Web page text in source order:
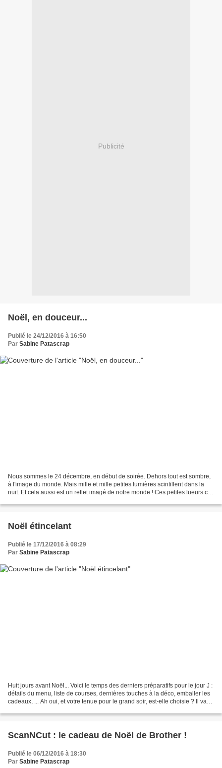
Publicité
Noël, en douceur...
Publié le 24/12/2016 à 16:50
Par Sabine Patascrap
Nous sommes le 24 décembre, en début de soirée. Dehors tout est sombre,
à l'image du monde. Mais mille et mille petites lumières scintillent dans la
nuit. Et cela aussi est un reflet imagé de notre monde ! Ces petites lueurs ce
Noël étincelant
Publié le 17/12/2016 à 08:29
Par Sabine Patascrap
Huit jours avant Noël... Voici le temps des derniers préparatifs pour le jour J :
détails du menu, liste de courses, dernières touches à la déco, emballer les
cadeaux, ... Ah oui, et votre tenue pour le grand soir, est-elle choisie ? Il va
ScanNCut : le cadeau de Noël de Brother !
Publié le 06/12/2016 à 18:30
Par Sabine Patascrap